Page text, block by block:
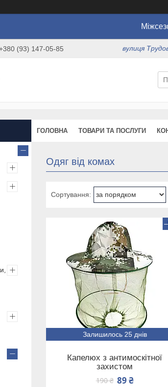
(93) 147-05-85 вулиця
ГОЛОВНА ТОВАРИ ТА ПОСЛУГИ
Одяг від комах
Залишилось 25 днів
Капелюх з антимоскітної
захистом
190 ₴ 89 ₴